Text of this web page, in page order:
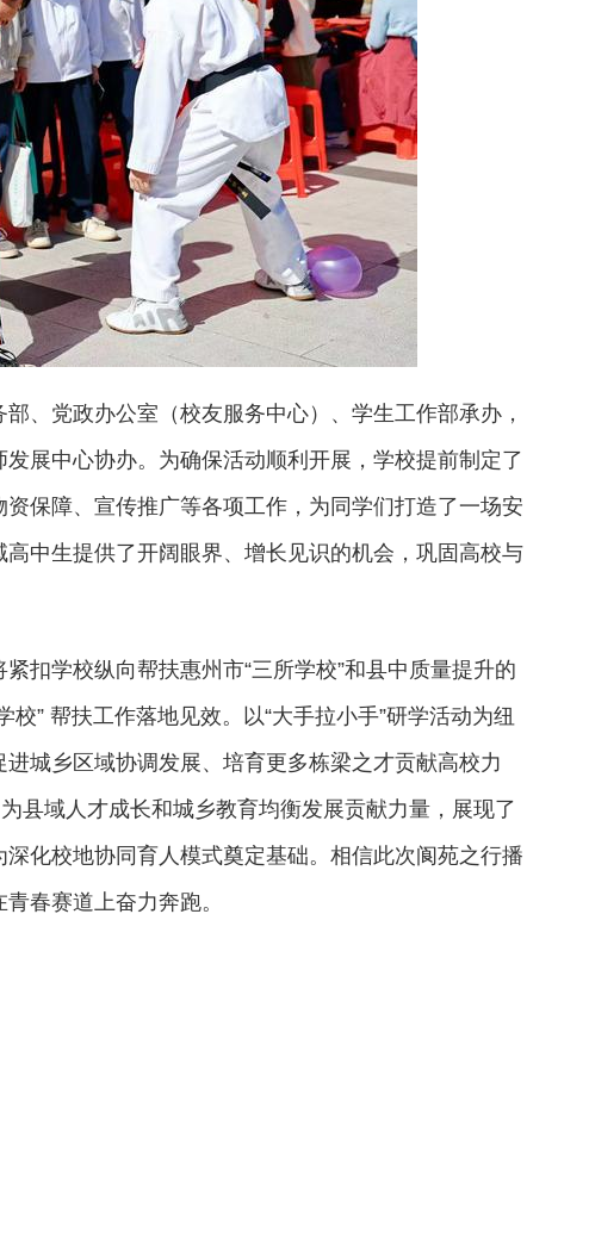
、党政办公室（校友服务中心）、学生工作部承办，
展中心协办。为确保活动顺利开展，学校提前制定了
保障、宣传推广等各项工作，为同学们打造了一场安
中生提供了开阔眼界、增长见识的机会，巩固高校与
扣学校纵向帮扶惠州市“三所学校”和县中质量提升的
” 帮扶工作落地见效。以“大手拉小手”研学活动为纽
城乡区域协调发展、培育更多栋梁之才贡献高校力
县域人才成长和城乡教育均衡发展贡献力量，展现了
化校地协同育人模式奠定基础。相信此次阆苑之行播
春赛道上奋力奔跑。